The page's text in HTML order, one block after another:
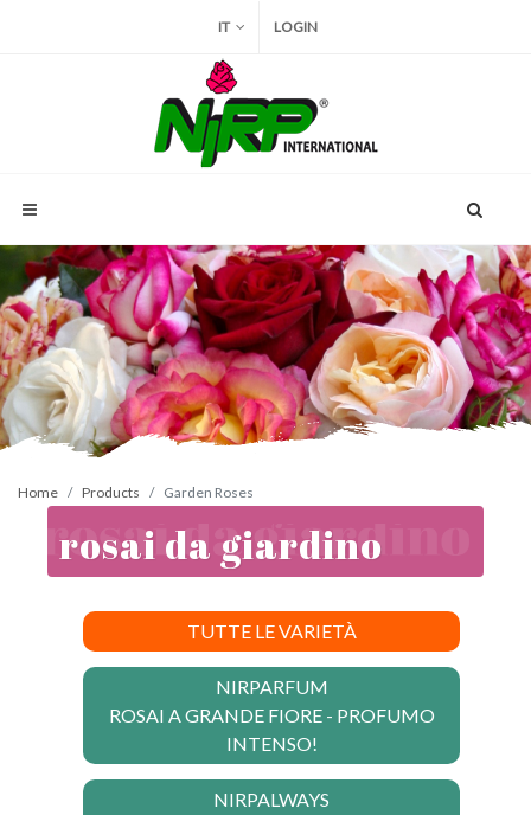
IT LOGIN
Home Products Garden Roses
rosai da giardino
TUTTE LE VARIETÀ
NIRPARFUM
ROSAI A GRANDE FIORE - PROFUMO
INTENSO!
NIRPALWAYS